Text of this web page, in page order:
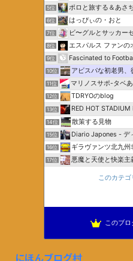
5位 ポロと旅する＆あさ
6位 はっぴぃの・おと
7位 ビ〜グルとサッカー
8位 エスパルス ファンの
9位 Fascinated to Football
10位 アビスパな初老男、
11位 マリノスサポ-タベ
12位 TDRYOのblog
13位 RED HOT
14位 散策する見物
15位 Diario Japones - デ
16位 ギラヴァンツ北九
17位 悪魔と天使と快楽主
このカテ
このブロ
にほんブログ村